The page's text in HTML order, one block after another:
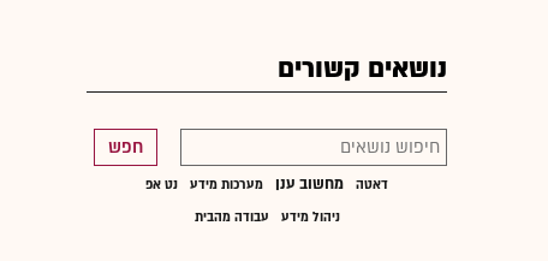
נושאים קשורים
חפש
דאטה מחשוב ענן מערכות מידע
נט אפ
ניהול מידע
עבודה מהבית